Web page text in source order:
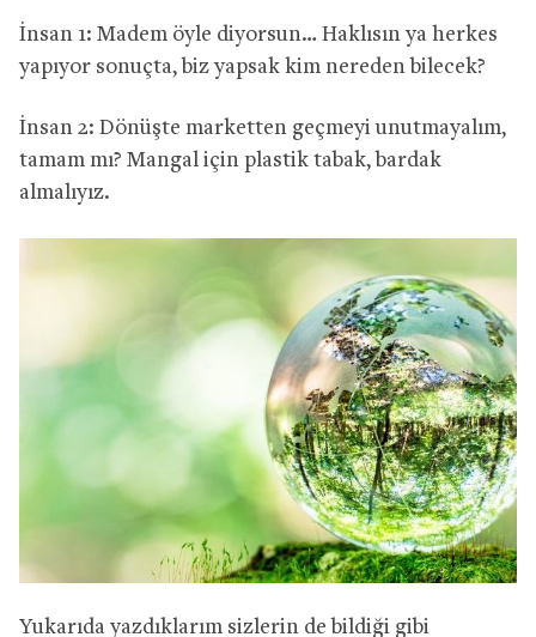
İnsan 1: Madem öyle diyorsun… Haklısın ya herkes
yapıyor sonuçta, biz yapsak kim nereden bilecek?
İnsan 2: Dönüşte marketten geçmeyi unutmayalım,
tamam mı? Mangal için plastik tabak, bardak
almalıyız.
Yukarıda yazdıklarım sizlerin de bildiği gibi